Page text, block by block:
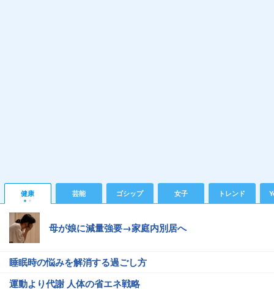
健康 芸能 ゴシップ 女子 トレンド
母が娘に減量強要→家庭内別居へ
睡眠時の悩みを解消する過ごし方
運動より代謝 人体の省エネ戦略